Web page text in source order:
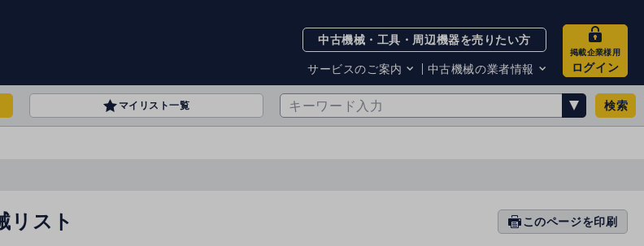
中古機械・工具・周辺機器を売りたい方
サービスのご案内
サービスのご案内
お知らせ
中古機械の業者情報
買取・査定業者リスト
掲載企業様用
ログイン
マイリスト一覧 検索
リスト
prin このページを印刷